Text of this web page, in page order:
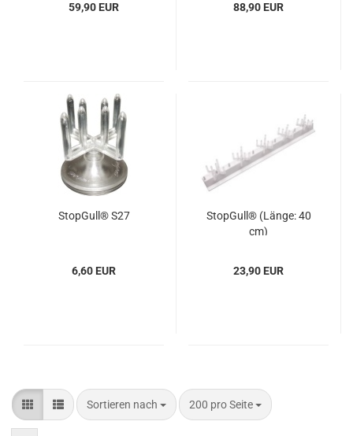
59,90 EUR 88,90 EUR
Stop­Gull® S27
6,60 EUR
Stop­Gull® (Länge: 40
cm)
23,90 EUR
Sortieren nach
Sortieren nach 200 pro Seite
pro Seite